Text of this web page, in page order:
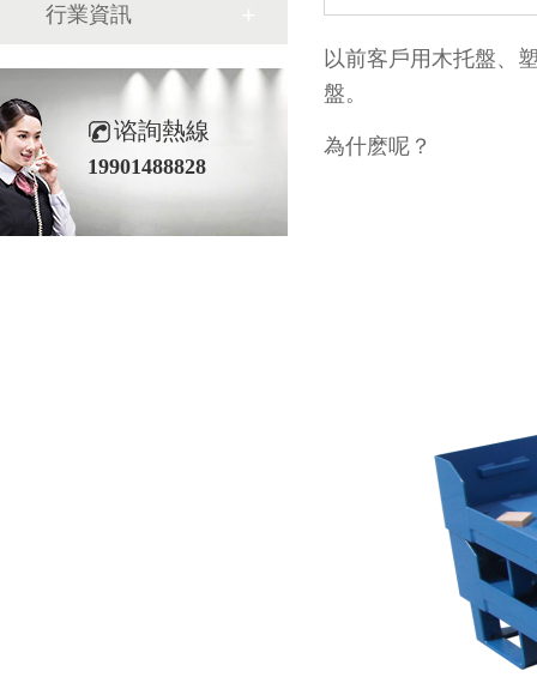
以前客戶用木托盤
盤。
為什麽呢？
行業資訊
谘詢熱線
19901488828